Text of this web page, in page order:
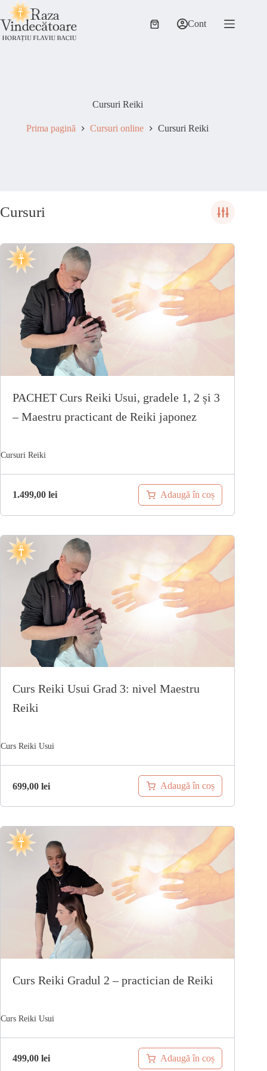
Sari
conținut
Coș
Cont
Cursuri Reiki
Prima pagină Cursuri online Cursuri Reiki
Cursuri
PACHET Curs Reiki Usui, gradele 1, 2 și 3
– Maestru practicant de Reiki japonez
1.499,00 lei Adaugă în coș
Curs Reiki Usui Grad 3: nivel Maestru
Reiki
699,00 lei Adaugă în coș
Curs Reiki Gradul 2 – practician de Reiki
499,00 lei Adaugă în coș